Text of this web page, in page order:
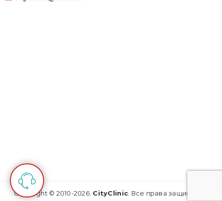
Copyright © 2010-2026. CityClinic . Все права защищены.